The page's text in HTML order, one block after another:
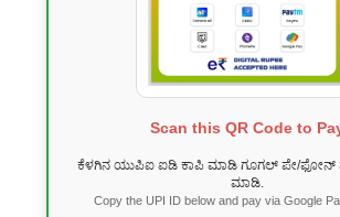
Scan this QR Code to
ಕೆಳಗಿನ ಯುಪಿಐ ಐಡಿ ಕಾಪಿ ಮಾಡಿ ಗೂಗಲ್ ಪೇ/ಫೋನ್
ಮಾಡಿ.
Copy the UPI ID below and pay via Google